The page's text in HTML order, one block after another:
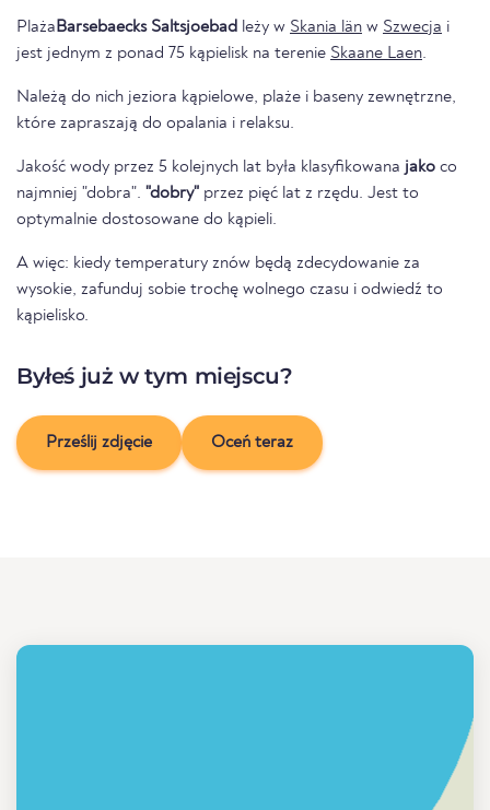
PlażaBarsebaecks Saltsjoebad leży w Skania län w Szwecja i
jest jednym z ponad 75 kąpielisk na terenie Skaane Laen.
Należą do nich jeziora kąpielowe, plaże i baseny zewnętrzne,
które zapraszają do opalania i relaksu.
Jakość wody przez 5 kolejnych lat była klasyfikowana jako co
najmniej "dobra". "dobry" przez pięć lat z rzędu. Jest to
optymalnie dostosowane do kąpieli.
A więc: kiedy temperatury znów będą zdecydowanie za
wysokie, zafunduj sobie trochę wolnego czasu i odwiedź to
kąpielisko.
Byłeś już w tym miejscu?
Prześlij zdjęcie Oceń teraz